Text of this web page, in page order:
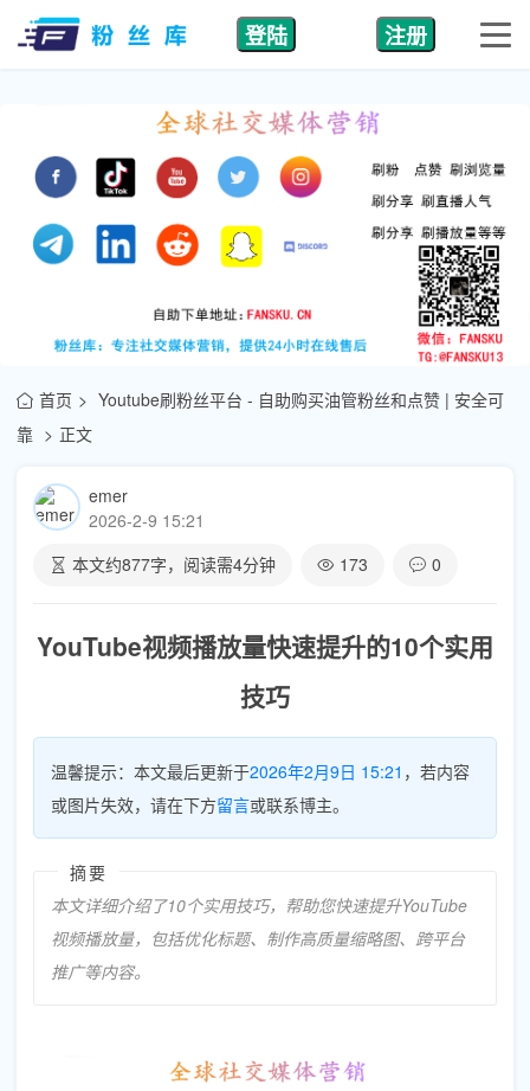
登陆 注册
首页
Youtube刷粉丝平台 - 自助购买油管粉丝和点赞 | 安全可
靠
正文
emer
2026-2-9 15:21
本文约877字，阅读需4分钟 173 0
YouTube视频播放量快速提升的10个实用
技巧
温馨提示：本文最后更新于2026年2月9日 15:21 ，若内容
或图片失效，请在下方留言或联系博主。
摘要
本文详细介绍了10个实用技巧，帮助您快速提升YouTube
视频播放量，包括优化标题、制作高质量缩略图、跨平台
推广等内容。